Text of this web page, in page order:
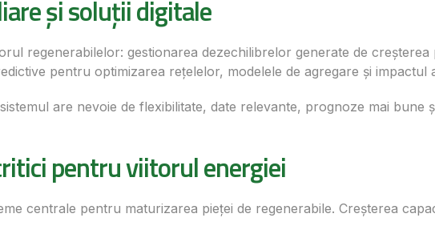
și soluții digitale
regenerabilelor: gestionarea dezechilibrelor generate de
pentru optimizarea rețelelor, modelele de agregare și impactul
are nevoie de flexibilitate, date relevante, prognoze mai bune
pentru viitorul energiei
centrale pentru maturizarea pieței de regenerabile. Creșterea